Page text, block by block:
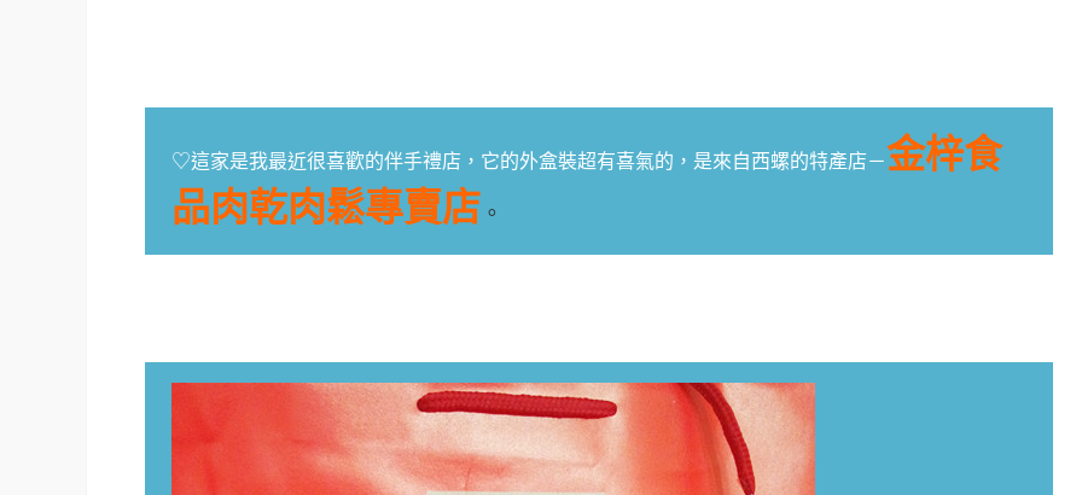
♡這家是我最近很喜歡的伴手禮店，它的外盒裝超有喜氣的，是來自西螺的特產店－金梓食
品肉乾肉鬆專賣店 。